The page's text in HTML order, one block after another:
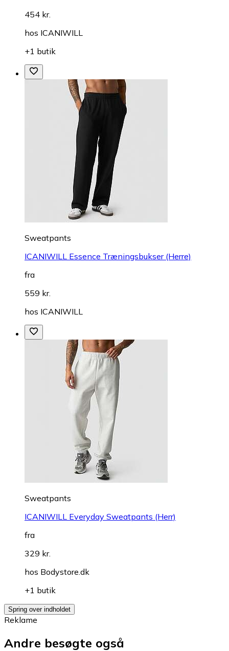
454 kr.
hos ICANIWILL
+1 butik
Sweatpants
ICANIWILL Essence Træningsbukser (Herre)
fra
559 kr.
hos ICANIWILL
Sweatpants
ICANIWILL Everyday Sweatpants (Herr)
fra
329 kr.
hos Bodystore.dk
+1 butik
Spring over indholdet
Reklame
Andre besøgte også